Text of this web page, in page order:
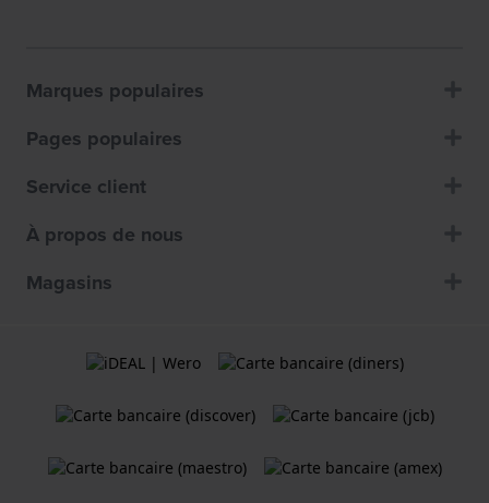
Marques populaires
Pages populaires
Service client
À propos de nous
Magasins